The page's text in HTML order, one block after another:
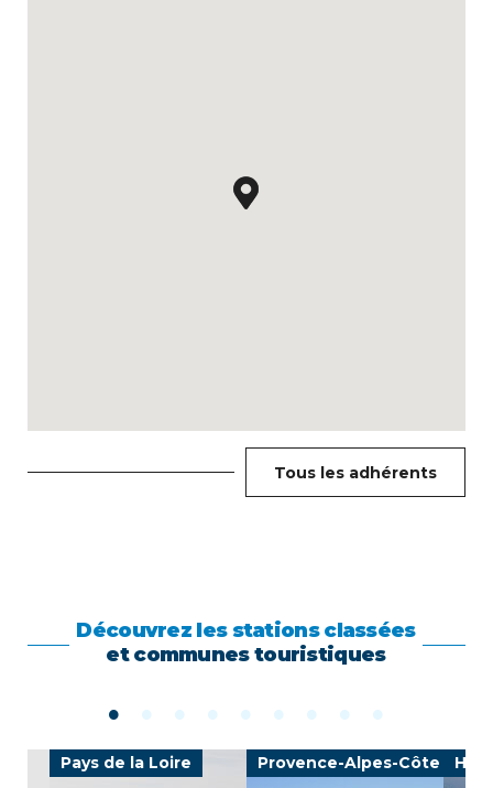
Tous les adhérents
Découvrez les stations classées
et communes touristiques
Pays de la Loire Provence-Alpes-Côte